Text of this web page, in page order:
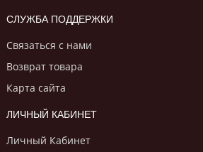
СЛУЖБА ПОДДЕРЖКИ
Связаться с нами
Возврат товара
Карта сайта
ЛИЧНЫЙ КАБИНЕТ
Личный Кабинет